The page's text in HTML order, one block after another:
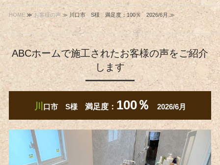
HOME≫ お客様の声≫ 川口市 S様 満足度：100％ 2026/6月 ≫
ABCホームで施工されたお客様の声をご紹介
します
川 口市 S様 満足度： 100％ 2026/6月